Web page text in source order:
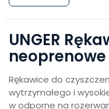
UNGER
neoprenowe
Rękawice do
wytrzymałego i
w odporne na